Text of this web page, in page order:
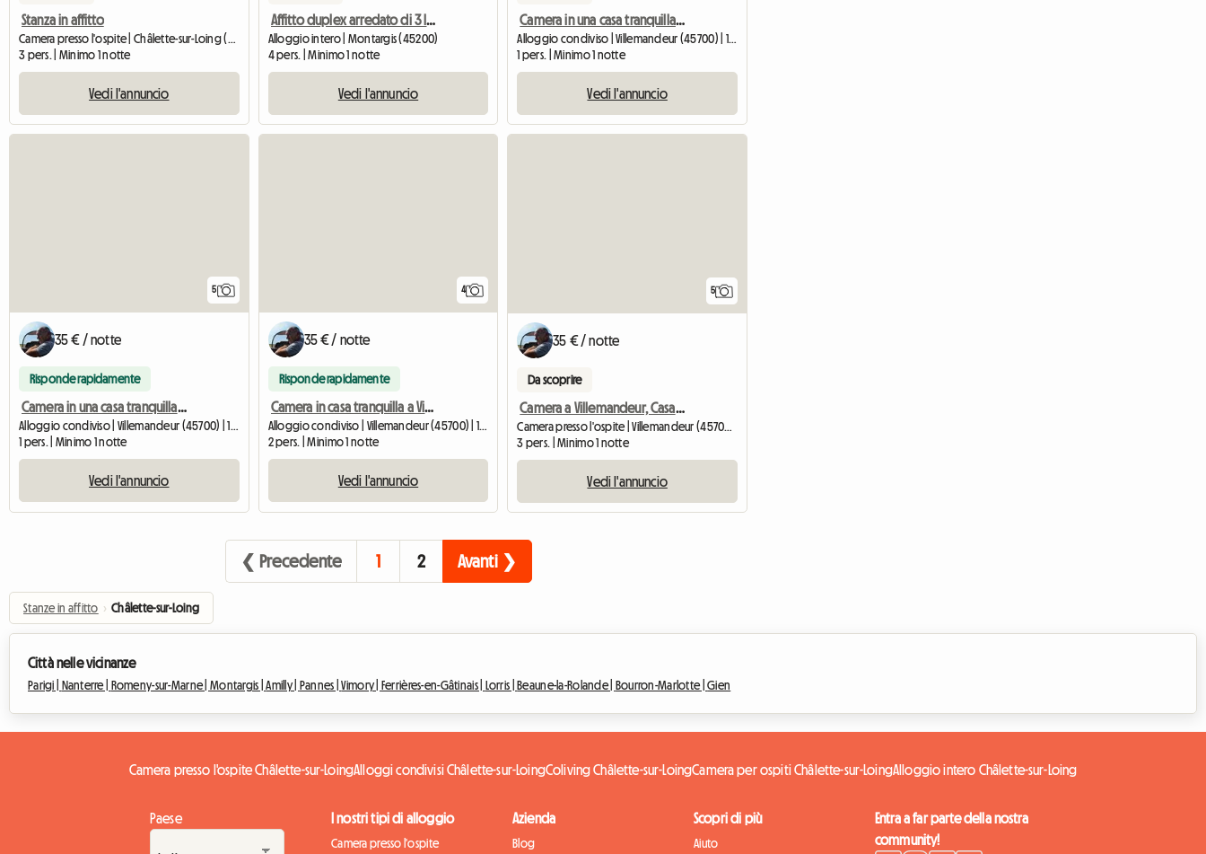
Stanza in affitto
Camera presso l'ospite | Châlette-sur-Loing (45120)
3 pers. | Minimo 1 notte
Vedi l'annuncio
Affitto duplex arredato di 3 locali nel centro di Montargis
Alloggio intero | Montargis (45200)
4 pers. | Minimo 1 notte
Vedi l'annuncio
Camera in una casa tranquilla a Villemandeur. (Piano giardino)
Alloggio condiviso | Villemandeur (45700) | 10 M2
1 pers. | Minimo 1 notte
Vedi l'annuncio
5
35 € / notte
Risponde rapidamente
Camera in una casa tranquilla a Villemandeur. (Al piano superiore, sentiero)
Alloggio condiviso | Villemandeur (45700) | 10 M2
1 pers. | Minimo 1 notte
Vedi l'annuncio
4
35 € / notte
Risponde rapidamente
Camera in casa tranquilla a Villemandeur. (Piano terra 12 m2)
Alloggio condiviso | Villemandeur (45700) | 12 M2
2 pers. | Minimo 1 notte
Vedi l'annuncio
5
35 € / notte
Da scoprire
Camera a Villemandeur, Casa privata, Ampia camera
Camera presso l'ospite | Villemandeur (45700) | 30 M2
3 pers. | Minimo 1 notte
Vedi l'annuncio
❮ Precedente 1 2 Avanti ❯
Stanze in affitto › Châlette-sur-Loing
Città nelle vicinanze
Parigi | Nanterre | Romeny-sur-Marne | Montargis |Amilly | Pannes |Vimory | Ferrières-en-Gâtinais | Lorris | Beaune-la-Rolande | Bourron-Marlotte |Gien
Camera presso l'ospite Châlette-sur-LoingAlloggi condivisi Châlette-sur-LoingColiving Châlette-sur-LoingCamera per ospiti Châlette-sur-LoingAlloggio intero Châlette-sur-Loing
Paese I nostri tipi di alloggio
Camera presso l'ospite
Azienda
Blog
Scopri di più
Aiuto
Entra a far parte della nostra
community!